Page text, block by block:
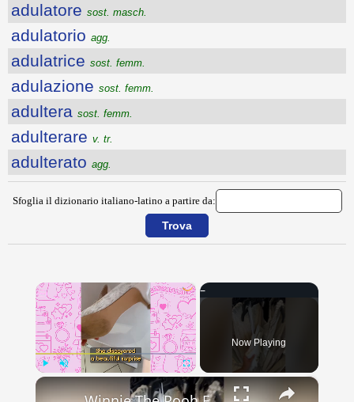
adulatore sost. masch.
adulatorio agg.
adulatrice sost. femm.
adulazione sost. femm.
adultera sost. femm.
adulterare v. tr.
adulterato agg.
Sfoglia il dizionario italiano-latino a partire da:
×
Fullscreen
Now Playing
×